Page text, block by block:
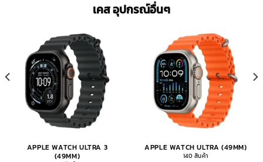
เคส อุปกรณ์อื่นๆ
APPLE WATCH ULTRA 3
(49MM)
APPLE WATCH ULTRA (49MM)
140 สินค้า